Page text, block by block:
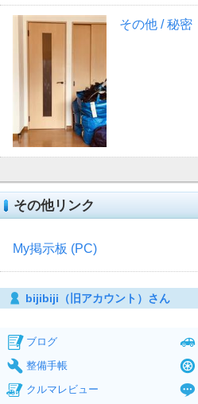
その他 / 秘密
その他リンク
My掲示板 (PC)
bijibiji（旧アカウント）さん
ブログ
整備手帳
クルマレビュー